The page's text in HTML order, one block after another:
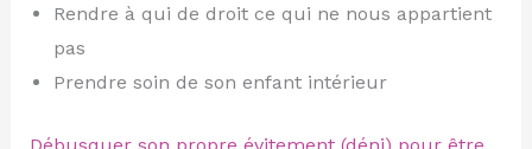
Rendre à qui de droit ce qui ne nous appartient
pas
Prendre soin de son enfant intérieur